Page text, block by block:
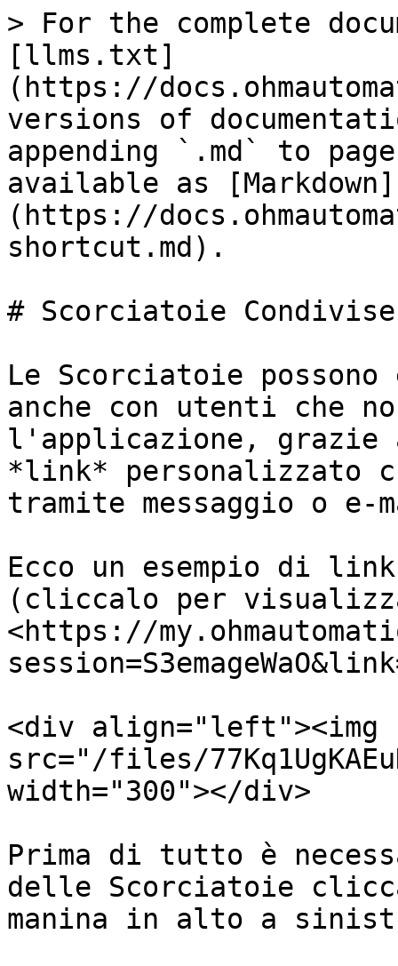
> For the complete
[llms.txt]
(https://
versions of
appending `.md` to
available as [Markdown]
(https://
shortcut.md).
# Scorciatoie Condivise
Le Scorciatoie
anche con utenti che
l'applicazione, grazie
*link* personalizzato
tramite messaggio o e-
Ecco un esempio di
(cliccalo per
<https://
<div align="left"><img
src="/files/
width="300"></div>
Prima di tutto è
delle Scorciatoie
manina in alto a